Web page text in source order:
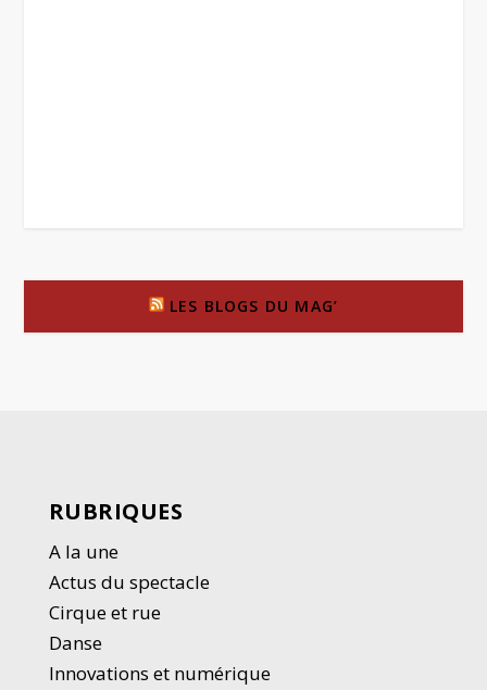
LES BLOGS DU MAG’
RUBRIQUES
A la une
Actus du spectacle
Cirque et rue
Danse
Innovations et numérique